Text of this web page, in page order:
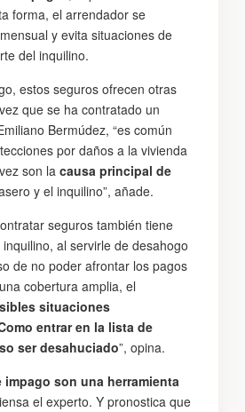
forma, el arrendador se
y evita situaciones de
del inquilino.
estos seguros ofrecen otras
que se ha contratado un
Bermúdez, “es común
por daños a la vivienda
son lacausa principal de
y el inquilino”, añade.
seguros también tiene
al servirle de desahogo
de no poder afrontar los pagos
cobertura amplia, el
situaciones
entrar en la lista de
ser desahuciado”, opina.
impago son una herramienta
el experto. Y pronostica que